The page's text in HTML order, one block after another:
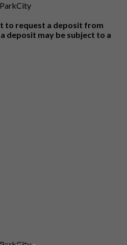
to request a deposit from
deposit may be subject to a